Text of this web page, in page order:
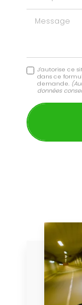
Message
J'autorise ce
dans ce
demande.
données